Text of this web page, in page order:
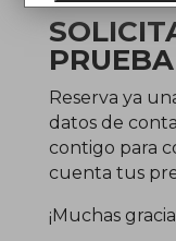
PRUEBA
Reserva ya
datos de
contigo para
cuenta tus
¡Muchas